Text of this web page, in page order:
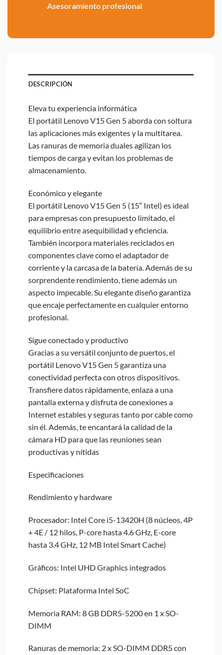
Asesoramiento profesional
DESCRIPCIÓN
Eleva tu experiencia informática
El portátil Lenovo V15 Gen 5 aborda con soltura
las aplicaciones más exigentes y la multitarea.
Las ranuras de memoria duales agilizan los
tiempos de carga y evitan los problemas de
almacenamiento.
Económico y elegante
El portátil Lenovo V15 Gen 5 (15″ Intel) es ideal
para empresas con presupuesto limitado, el
equilibrio entre asequibilidad y eficiencia.
También incorpora materiales reciclados en
componentes clave como el adaptador de
corriente y la carcasa de la batería. Además de su
sorprendente rendimiento, tiene además un
aspecto impecable. Su elegante diseño garantiza
que encaje perfectamente en cualquier entorno
profesional.
Sigue conectado y productivo
Gracias a su versátil conjunto de puertos, el
portátil Lenovo V15 Gen 5 garantiza una
conectividad perfecta con otros dispositivos.
Transfiere datos rápidamente, enlaza a una
pantalla externa y disfruta de conexiones a
Internet estables y seguras tanto por cable como
sin él. Además, te encantará la calidad de la
cámara HD para que las reuniones sean
productivas y nítidas
Especificaciones
Rendimiento y hardware
Procesador: Intel Core i5-13420H (8 núcleos, 4P
+ 4E / 12 hilos, P-core hasta 4.6 GHz, E-core
hasta 3.4 GHz, 12 MB Intel Smart Cache)
Gráficos: Intel UHD Graphics integrados
Chipset: Plataforma Intel SoC
Memoria RAM: 8 GB DDR5-5200 en 1 x SO-
DIMM
Ranuras de memoria: 2 x SO-DIMM DDR5 con